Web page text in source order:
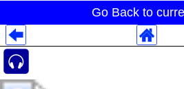
Go Back to
Despliegues Analytics
Despliegues Totales